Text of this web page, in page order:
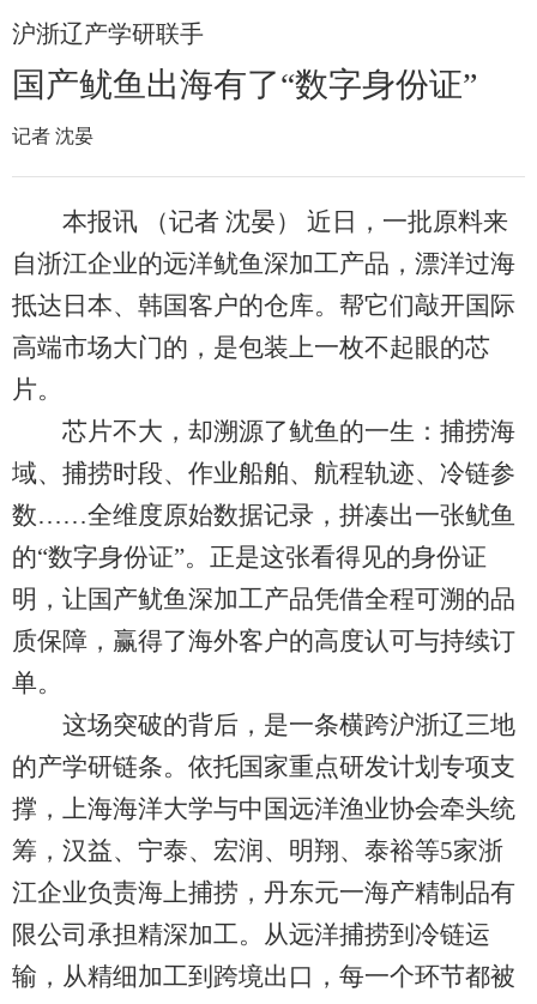
沪浙辽产学研联手
国产鱿鱼出海有了“数字身份证”
记者 沈晏
本报讯 （记者 沈晏） 近日，一批原料来
自浙江企业的远洋鱿鱼深加工产品，漂洋过海
抵达日本、韩国客户的仓库。帮它们敲开国际
高端市场大门的，是包装上一枚不起眼的芯
片。
芯片不大，却溯源了鱿鱼的一生：捕捞海
域、捕捞时段、作业船舶、航程轨迹、冷链参
数……全维度原始数据记录，拼凑出一张鱿鱼
的“数字身份证”。正是这张看得见的身份证
明，让国产鱿鱼深加工产品凭借全程可溯的品
质保障，赢得了海外客户的高度认可与持续订
单。
这场突破的背后，是一条横跨沪浙辽三地
的产学研链条。依托国家重点研发计划专项支
撑，上海海洋大学与中国远洋渔业协会牵头统
筹，汉益、宁泰、宏润、明翔、泰裕等5家浙
江企业负责海上捕捞，丹东元一海产精制品有
限公司承担精深加工。从远洋捕捞到冷链运
输，从精细加工到跨境出口，每一个环节都被